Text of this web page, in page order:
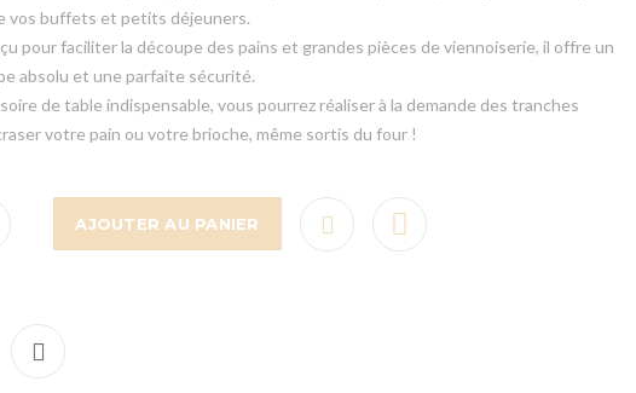
vos buffets et petits déjeuners.
pour faciliter la découpe des pains et grandes pièces de viennoiserie, il offre un
absolu et une parfaite sécurité.
de table indispensable, vous pourrez réaliser à la demande des tranches
votre pain ou votre brioche, même sortis du four !
AJOUTER AU PANIER